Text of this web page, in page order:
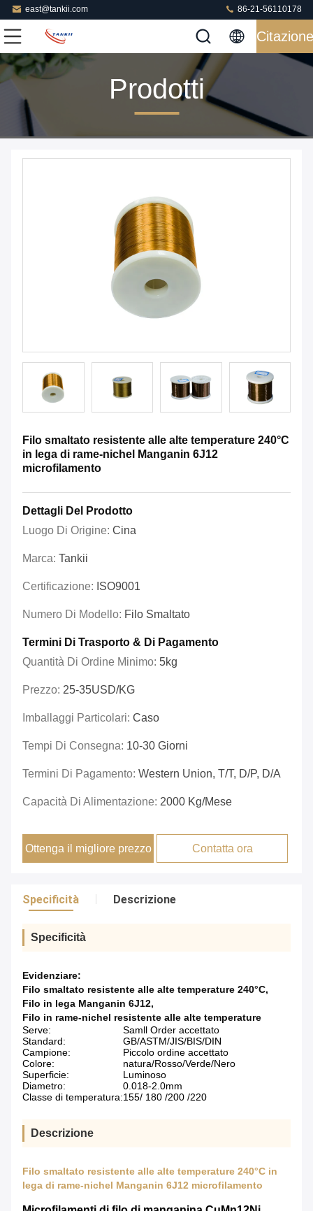
east@tankii.com 86-21-56110178
Citazione
Prodotti
Filo smaltato resistente alle alte temperature 240°C
in lega di rame-nichel Manganin 6J12
microfilamento
Dettagli Del Prodotto
Luogo Di Origine: Cina
Marca: Tankii
Certificazione: ISO9001
Numero Di Modello: Filo Smaltato
Termini Di Trasporto & Di Pagamento
Quantità Di Ordine Minimo: 5kg
Prezzo: 25-35USD/KG
Imballaggi Particolari: Caso
Tempi Di Consegna: 10-30 Giorni
Termini Di Pagamento: Western Union, T/T, D/P, D/A
Capacità Di Alimentazione: 2000 Kg/mese
Ottenga il migliore prezzo Contatta ora
Specificità Descrizione
Specificità
Evidenziare:
Filo smaltato resistente alle alte temperature 240°C,
Filo in lega Manganin 6J12,
Filo in rame-nichel resistente alle alte temperature
Serve:
Samll Order accettato
Standard:
GB/ASTM/JIS/BIS/DIN
Campione:
Piccolo ordine accettato
Colore:
natura/Rosso/Verde/Nero
Superficie:
Luminoso
Diametro:
0.018-2.0mm
Classe di temperatura:155/ 180 /200 /220
Descrizione
Filo smaltato resistente alle alte temperature 240°C in
lega di rame-nichel Manganin 6J12 microfilamento